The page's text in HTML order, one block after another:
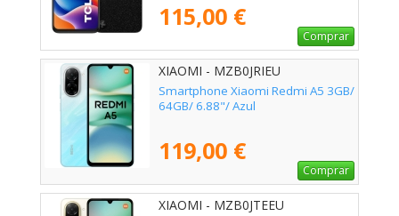
115,00 €
Comprar
XIAOMI - MZB0JRIEU
Smartphone Xiaomi Redmi A5 3GB/
64GB/ 6.88"/ Azul
119,00 €
Comprar
XIAOMI - MZB0JTEEU